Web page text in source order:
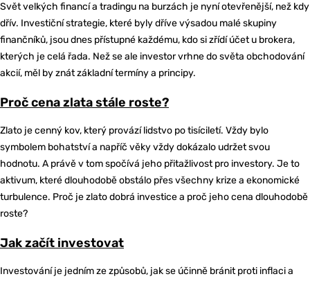
Svět velkých financí a tradingu na burzách je nyní otevřenější, než kdy
dřív. Investiční strategie, které byly dříve výsadou malé skupiny
finančníků, jsou dnes přístupné každému, kdo si zřídí účet u brokera,
kterých je celá řada. Než se ale investor vrhne do světa obchodování
akcií, měl by znát základní termíny a principy.
Proč cena zlata stále roste?
Zlato je cenný kov, který provází lidstvo po tisíciletí. Vždy bylo
symbolem bohatství a napříč věky vždy dokázalo udržet svou
hodnotu. A právě v tom spočívá jeho přitažlivost pro investory. Je to
aktivum, které dlouhodobě obstálo přes všechny krize a ekonomické
turbulence. Proč je zlato dobrá investice a proč jeho cena dlouhodobě
roste?
Jak začít investovat
Investování je jedním ze způsobů, jak se účinně bránit proti inflaci a